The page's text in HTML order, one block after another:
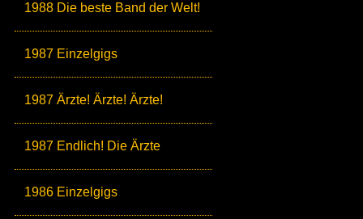
1988 Die beste Band der Welt!
1987 Einzelgigs
1987 Ärzte! Ärzte! Ärzte!
1987 Endlich! Die Ärzte
1986 Einzelgigs